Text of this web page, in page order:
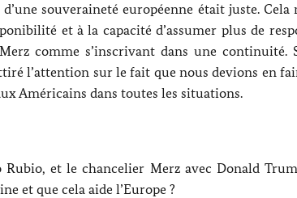
souveraineté européenne était juste. Cela
et à la capacité d’assumer plus de
comme s’inscrivant dans une continuité.
l’attention sur le fait que nous devions en
Américains dans toutes les situations.
Rubio, et le chancelier Merz avec Donald
et que cela aide l’Europe ?